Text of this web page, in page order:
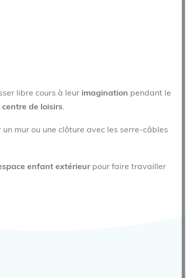
libre cours à leur imagination pendant le
centre de loisirs.
mur ou une clôture avec les serre-câbles
enfant extérieurpour faire travailler